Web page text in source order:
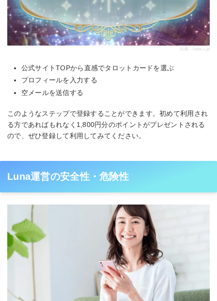
出典： luna-i.jp
公式サイトTOPから直感でタロットカードを選ぶ
プロフィールを入力する
空メールを送信する
このようなステップで登録することができます。初めて利用され
る方であればもれなく1,800円分のポイントがプレゼントされる
ので、ぜひ登録して利用してみてください。
Luna運営の安全性・危険性